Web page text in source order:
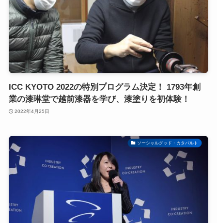
ICC KYOTO 2022の特別プログラム決定！ 1793年創
業の漆琳堂で越前漆器を学び、漆塗りを初体験！
2022年4月25日
ソーシャルグッド・カタパルト